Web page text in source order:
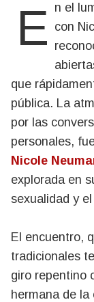
En el luminoso y moderno estudio de Solo con
que
pública. La
por las
personales,
Nicole
explorada en
sexualidad y
El encuentro,
tradicionales
giro repentino
hermana de